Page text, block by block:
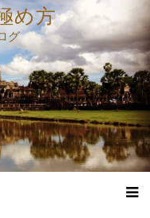
め方
グ